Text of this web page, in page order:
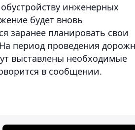
инженерных
будет вновь
заранее планировать свои
период проведения
выставлены необходимые
в сообщении.